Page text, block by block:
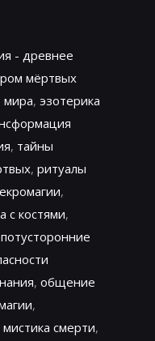
- древнее
мёртвых
мира, эзотерика
, тайны
, ритуалы
,
с костями,
потусторонние
, общение
,
мистика смерти,